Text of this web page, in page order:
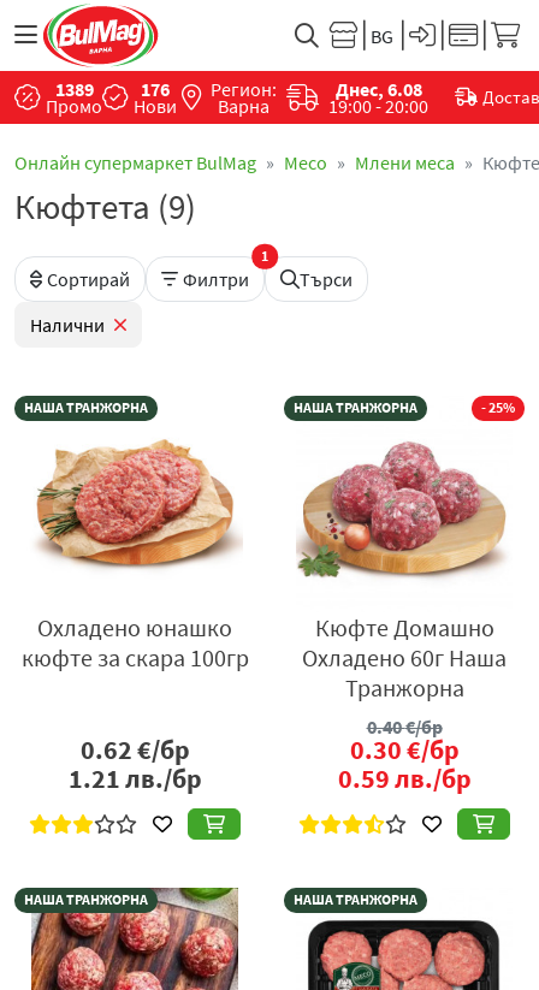
1389
Промо
176
Нови
Регион:
Варна
Днес, 6.08
19:00 - 20:00
Онлайн супермаркет BulMag Месo Млени меса
Кюфтета (9)
Сортирай Филтри
1
Търси
Налични
НАША ТРАНЖОРНА
Охладено юнашко
кюфте за скара 100гр
0.62€/бр
1.21лв./бр
НАША ТРАНЖОРНА - 25%
Кюфте Домашно
Охладено 60г Наша
Транжорна
0.40€/бр
0.30€/бр
0.59лв./бр
НАША ТРАНЖОРНА НАША ТРАНЖОРНА